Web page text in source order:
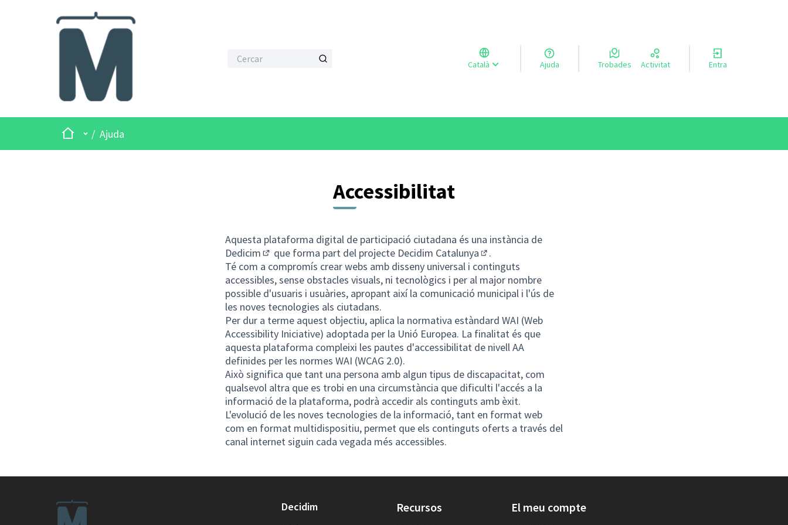
Català
Triar la llengua
Elegir el idioma
Ajuda Trobades Activitat Entra
Inici Menú principal
/ Ajuda
Accessibilitat
Aquesta plataforma digital de participació ciutadana és una instància de
Dedicim
(Enllaç extern)
que forma part del projecte Decidim Catalunya
(Enllaç extern)
.
Té com a compromís crear webs amb disseny universal i continguts
accessibles, sense obstacles visuals, ni tecnològics i per al major nombre
possible d'usuaris i usuàries, apropant així la comunicació municipal i l'ús de
les noves tecnologies als ciutadans.
Per dur a terme aquest objectiu, aplica la normativa estàndard WAI (Web
Accessibility Iniciative) adoptada per la Unió Europea. La finalitat és que
aquesta plataforma compleixi les pautes d'accessibilitat de nivell AA
definides per les normes WAI (WCAG 2.0).
Això significa que tant una persona amb algun tipus de discapacitat, com
qualsevol altra que es trobi en una circumstància que dificulti l'accés a la
informació de la plataforma, podrà accedir als continguts amb èxit.
L'evolució de les noves tecnologies de la informació, tant en format web
com en format multidispositiu, permet que els continguts oferts a través del
canal internet siguin cada vegada més accessibles.
Decidim Recursos El meu compte